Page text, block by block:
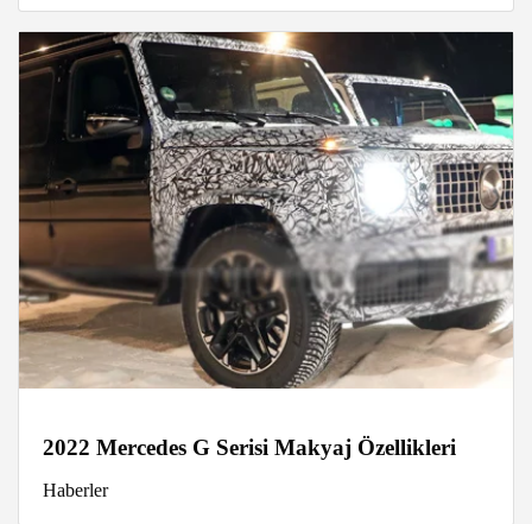
2022 Mercedes G Serisi Makyaj Özellikleri
Haberler